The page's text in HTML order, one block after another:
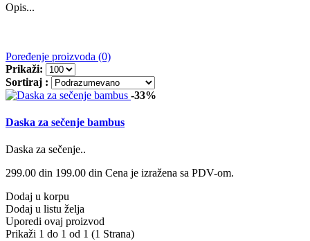
Opis...
Poređenje proizvoda (0)
Prikaži:
Sortiraj :
-33%
Daska za sečenje bambus
Daska za sečenje..
299.00 din 199.00 din Cena je izražena sa PDV-om.
Dodaj u korpu
Dodaj u listu želja
Uporedi ovaj proizvod
Prikaži 1 do 1 od 1 (1 Strana)